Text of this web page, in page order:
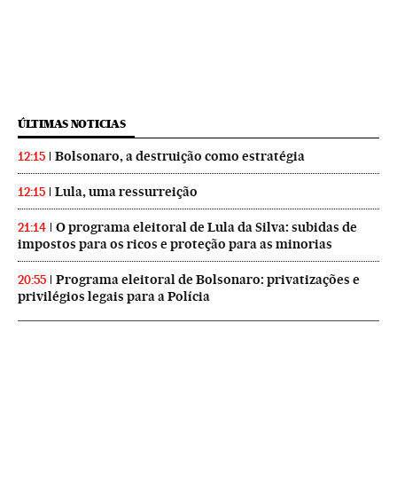
ÚLTIMAS NOTICIAS
12:15 Bolsonaro, a destruição como estratégia
12:15 Lula, uma ressurreição
21:14
O programa eleitoral de Lula da Silva: subidas de
impostos para os ricos e proteção para as minorias
20:55
Programa eleitoral de Bolsonaro: privatizações e
privilégios legais para a Polícia